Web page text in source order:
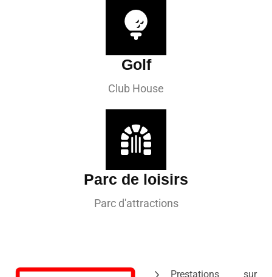
Golf
Club House
Parc de loisirs
Parc d'attractions
Prestations sur